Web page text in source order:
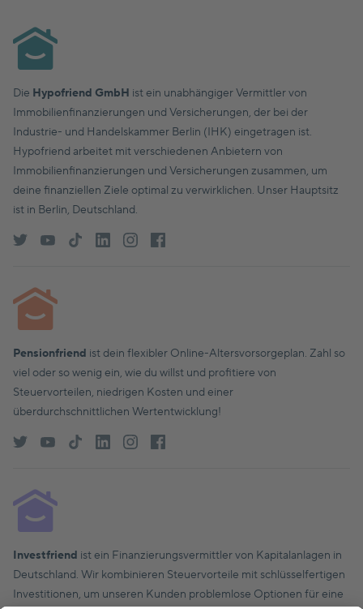
Die Hypofriend GmbH ist ein unabhängiger Vermittler von
Immobilienfinanzierungen und Versicherungen, der bei der
Industrie- und Handelskammer Berlin (IHK) eingetragen ist.
Hypofriend arbeitet mit verschiedenen Anbietern von
Immobilienfinanzierungen und Versicherungen zusammen, um
deine finanziellen Ziele optimal zu verwirklichen. Unser Hauptsitz
ist in Berlin, Deutschland.
Pensionfriend ist dein flexibler Online-Altersvorsorgeplan. Zahl so
viel oder so wenig ein, wie du willst und profitiere von
Steuervorteilen, niedrigen Kosten und einer
überdurchschnittlichen Wertentwicklung!
Investfriend ist ein Finanzierungsvermittler von Kapitalanlagen in
Deutschland. Wir kombinieren Steuervorteile mit schlüsselfertigen
Investitionen, um unseren Kunden problemlose Optionen für eine